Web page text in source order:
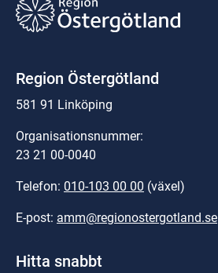
Region Östergötland
581 91 Linköping
Organisationsnummer:
23 21 00-0040
Telefon: 010-103 00 00 (växel)
E-post: amm@regionostergotland.se
Hitta snabbt